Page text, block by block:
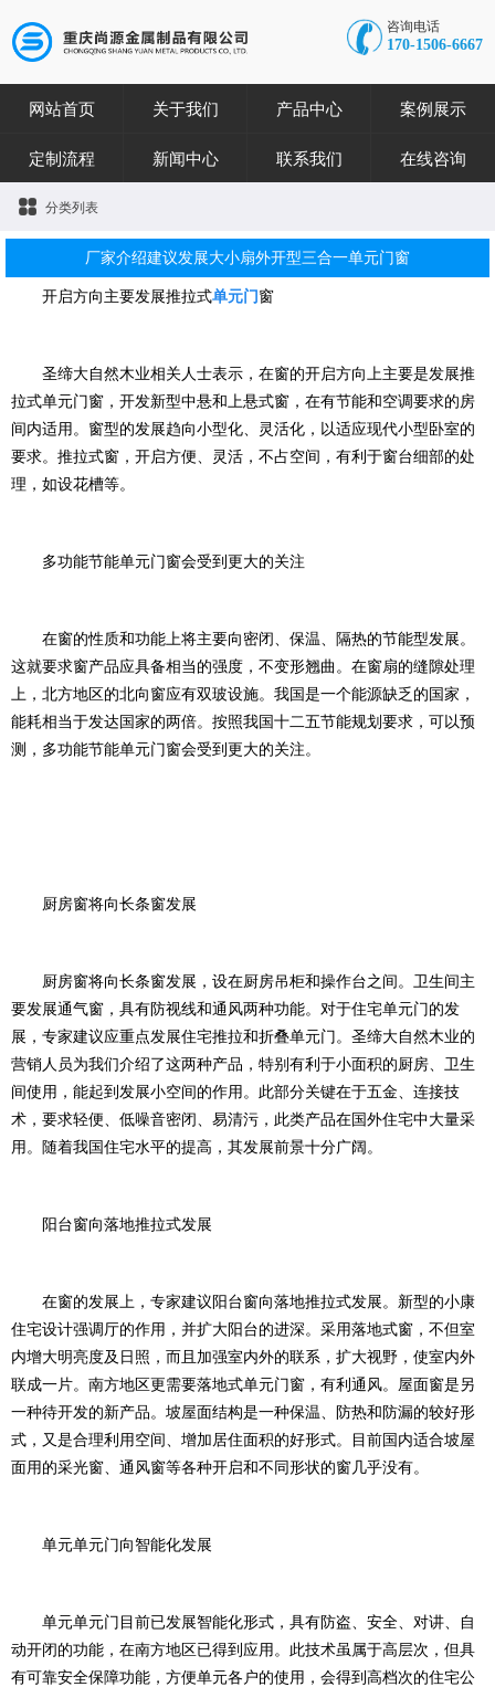
咨询电话
170-1506-6667
网站首页 关于我们 产品中心 案例展示
定制流程 新闻中心 联系我们 在线咨询
分类列表
厂家介绍建议发展大小扇外开型三合一单元门窗
开启方向主要发展推拉式单元门 窗
圣缔大自然木业相关人士表示，在窗的开启方向上主要是发展推
拉式单元门窗，开发新型中悬和上悬式窗，在有节能和空调要求的房
间内适用。窗型的发展趋向小型化、灵活化，以适应现代小型卧室的
要求。推拉式窗，开启方便、灵活，不占空间，有利于窗台细部的处
理，如设花槽等。
多功能节能单元门窗会受到更大的关注
在窗的性质和功能上将主要向密闭、保温、隔热的节能型发展。
这就要求窗产品应具备相当的强度，不变形翘曲。在窗扇的缝隙处理
上，北方地区的北向窗应有双玻设施。我国是一个能源缺乏的国家，
能耗相当于发达国家的两倍。按照我国十二五节能规划要求，可以预
测，多功能节能单元门窗会受到更大的关注。
厨房窗将向长条窗发展
厨房窗将向长条窗发展，设在厨房吊柜和操作台之间。卫生间主
要发展通气窗，具有防视线和通风两种功能。对于住宅单元门的发
展，专家建议应重点发展住宅推拉和折叠单元门。圣缔大自然木业的
营销人员为我们介绍了这两种产品，特别有利于小面积的厨房、卫生
间使用，能起到发展小空间的作用。此部分关键在于五金、连接技
术，要求轻便、低噪音密闭、易清污，此类产品在国外住宅中大量采
用。随着我国住宅水平的提高，其发展前景十分广阔。
阳台窗向落地推拉式发展
在窗的发展上，专家建议阳台窗向落地推拉式发展。新型的小康
住宅设计强调厅的作用，并扩大阳台的进深。采用落地式窗，不但室
内增大明亮度及日照，而且加强室内外的联系，扩大视野，使室内外
联成一片。南方地区更需要落地式单元门窗，有利通风。屋面窗是另
一种待开发的新产品。坡屋面结构是一种保温、防热和防漏的较好形
式，又是合理利用空间、增加居住面积的好形式。目前国内适合坡屋
面用的采光窗、通风窗等各种开启和不同形状的窗几乎没有。
单元单元门向智能化发展
单元单元门目前已发展智能化形式，具有防盗、安全、对讲、自
动开闭的功能，在南方地区已得到应用。此技术虽属于高层次，但具
有可靠安全保障功能，方便单元各户的使用，会得到高档次的住宅公